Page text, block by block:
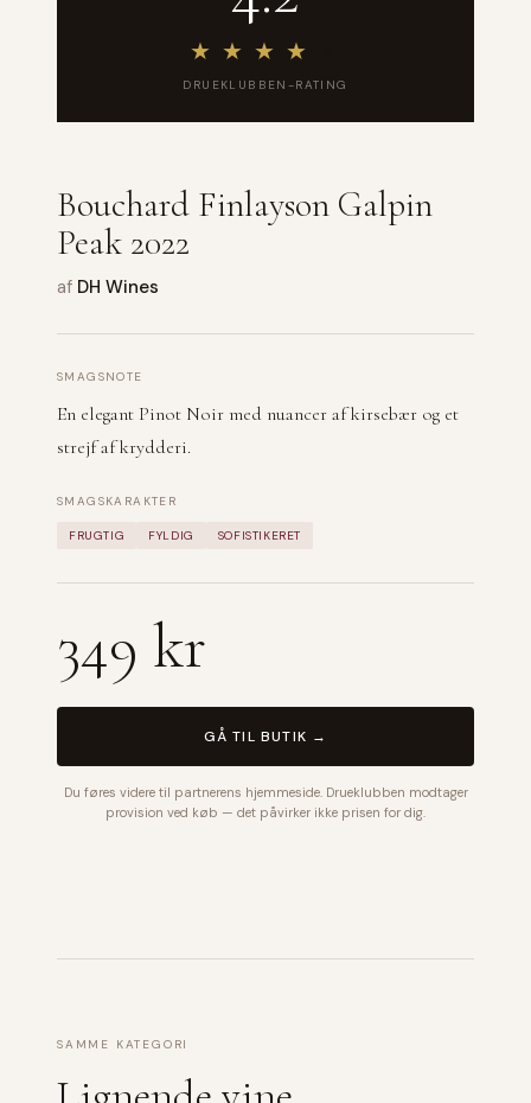
★ ★ ★ ★
DRUEKLUBBEN-RATING
Bouchard Finlayson Galpin
Peak 2022
af DH Wines
SMAGSNOTE
En elegant Pinot Noir med nuancer af kirsebær og et
strejf af krydderi.
SMAGSKARAKTER
FRUGTIG FYLDIG SOFISTIKERET
349 kr
GÅ TIL BUTIK →
Du føres videre til partnerens hjemmeside. Drueklubben modtager
provision ved køb — det påvirker ikke prisen for dig.
SAMME KATEGORI